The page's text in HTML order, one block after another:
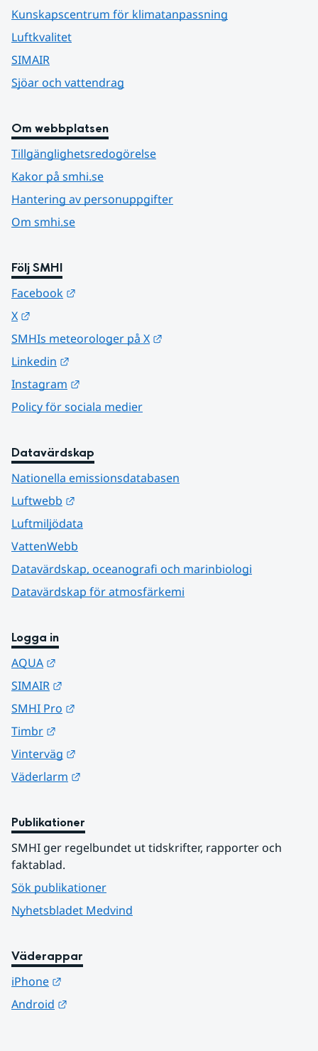
Kunskapscentrum för klimatanpassning
Luftkvalitet
SIMAIR
Sjöar och vattendrag
Om webbplatsen
Tillgänglighetsredogörelse
Kakor på smhi.se
Hantering av personuppgifter
Om smhi.se
Följ SMHI
Facebook
X
SMHIs meteorologer på X
Linkedin
Instagram
Policy för sociala medier
Datavärdskap
Nationella emissionsdatabasen
Luftwebb
Luftmiljödata
VattenWebb
Datavärdskap, oceanografi och marinbiologi
Datavärdskap för atmosfärkemi
Logga in
AQUA
SIMAIR
SMHI Pro
Timbr
Vinterväg
Väderlarm
Publikationer
SMHI ger regelbundet ut tidskrifter, rapporter och
faktablad.
Sök publikationer
Nyhetsbladet Medvind
Väderappar
iPhone
Android